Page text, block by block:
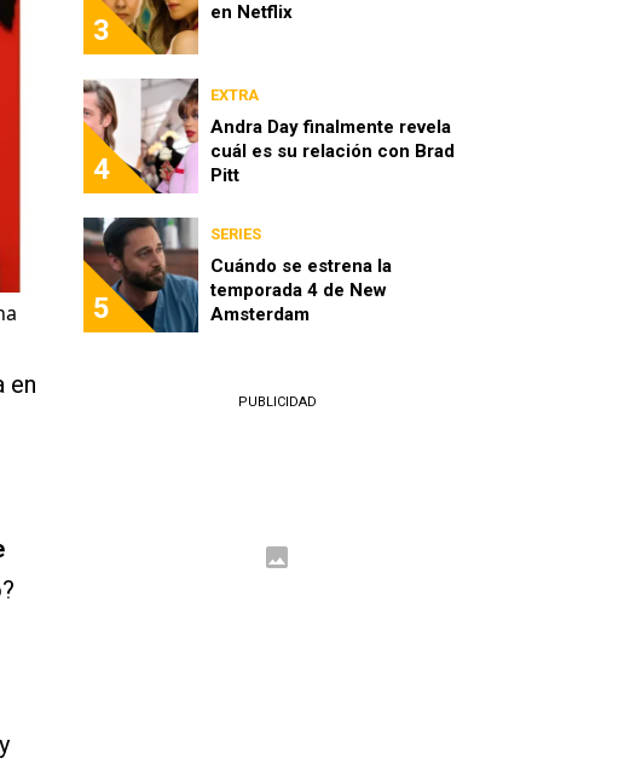
en
3
en Netflix
4
EXTRA
Andra Day finalmente revela
cuál es su relación con Brad
Pitt
5
SERIES
Cuándo se estrena la
temporada 4 de New
Amsterdam
PUBLICIDAD